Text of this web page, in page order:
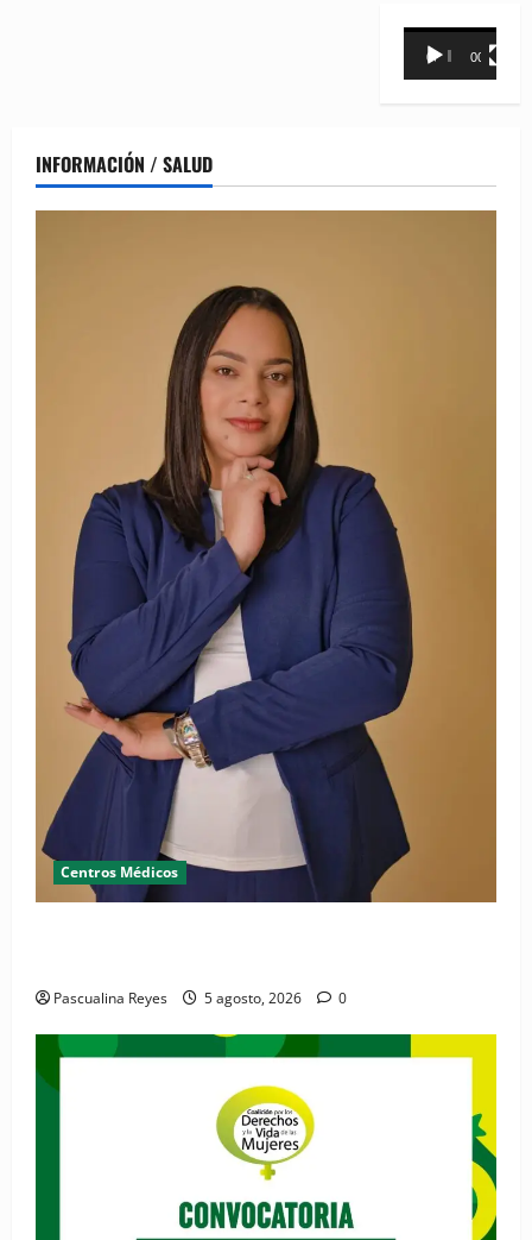
Reproductor
00:00 00:31
INFORMACIÓN / SALUD
Centros Médicos
Pascualina Reyes 5 agosto, 2026 0